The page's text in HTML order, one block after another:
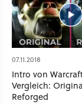
07.11.2018
Intro von
Vergleich:
Reforged